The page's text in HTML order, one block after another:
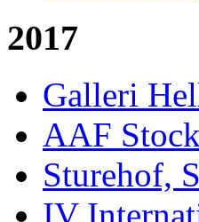
2017
Galleri
AAF
Sturehof,